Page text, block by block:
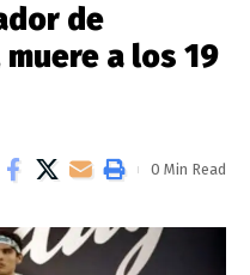
de
a los 19
0 Min Read